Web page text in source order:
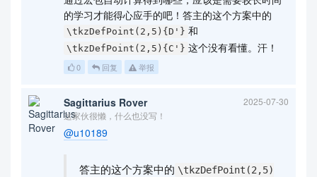
的学习才能得心应手的吧！答主的这个方案中的
\tkzDefPoint(2,5){D'} 和
\tkzDefPoint(2,5){C'} 这个没有看懂。汗！
0 回复 举报
Sagittarius Rover
2025-07-30
这家伙很懒，什么也没写！
@u10189
答主的这个方案中的 \tkzDefPoint(2,5)